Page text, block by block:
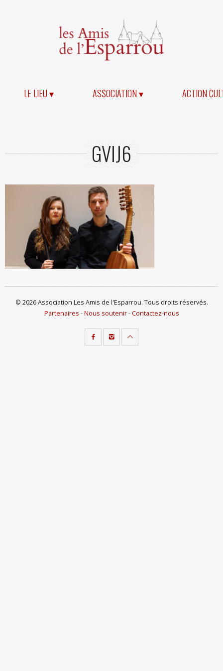
LE LIEU ▾ ASSOCIATION ▾ ACTION
GVIJ6
© 2026 Association Les Amis de l'Esparrou. Tous droits réservés.
Partenaires -Nous soutenir-Contactez-nous